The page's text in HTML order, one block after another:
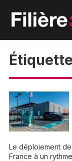
Le déploiement
France à un